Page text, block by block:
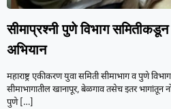
सीमाप्रश्नी पुणे विभाग
अभियान
महाराष्ट्र एकीकरण युवा समिती सीमाभाग व पुणे
सीमाभागातील खानापूर, बेळगाव तसेच इतर भागांतून
पुणे[…]